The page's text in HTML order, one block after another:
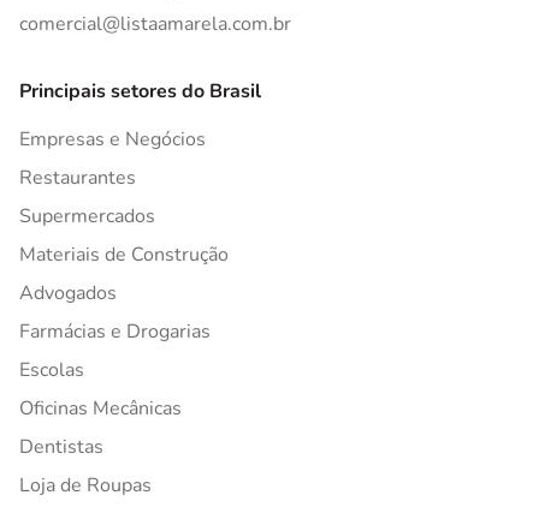
comercial@listaamarela.com.br
Principais setores do Brasil
Empresas e Negócios
Restaurantes
Supermercados
Materiais de Construção
Advogados
Farmácias e Drogarias
Escolas
Oficinas Mecânicas
Dentistas
Loja de Roupas